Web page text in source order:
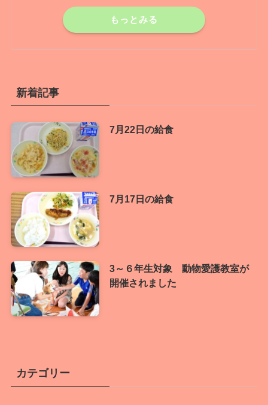
もっとみる
新着記事
7月22日の給食
7月17日の給食
3～６年生対象 動物愛護教室が
開催されました
カテゴリー